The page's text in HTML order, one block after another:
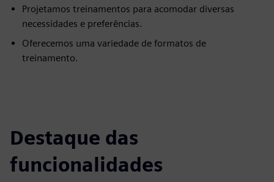
Projetamos treinamentos para acomodar diversas
necessidades e preferências.
Oferecemos uma variedade de formatos de
treinamento.
Destaque das
funcionalidades